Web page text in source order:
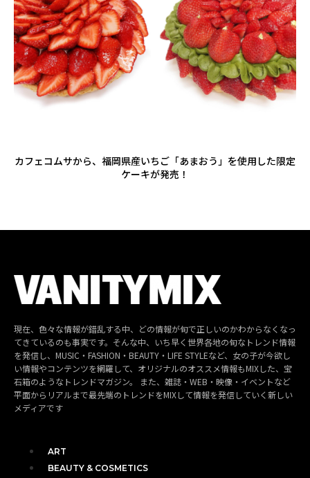
カフェコムサから、福岡県産いちご「あまおう」を使用した限定
ケーキが発売！
現在、色々な情報が錯乱する中、どの情報が旬で正しいのかわからなくなっ
てきているのも事実です。そんな中、いち早く世界各地の旬なトレンド情報
を発信し、MUSIC・FASHION・BEAUTY・LIFE STYLEなど、女の子が今欲し
い情報やコンテンツを網羅して、オリジナルのオススメ情報もMIXした、宝
石箱のようなトレンドマガジン。 また、雑誌・WEB・映像・イベントなど
平面からリアルまで最先端のトレンドをMIXして情報を発信していく新しい
メディアです
ART
BEAUTY & COSMETICS